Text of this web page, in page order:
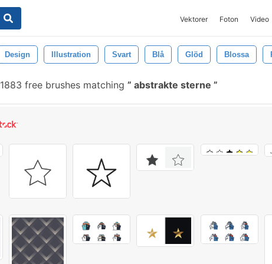
Vektorer Foton Video
Design Illustration Svart Blå Glöd Blossa
1883 free brushes matching abstrakte sterne